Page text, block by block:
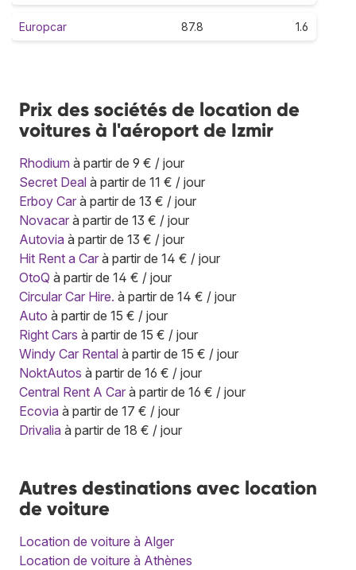
Europcar 87.8 1.6
Prix des sociétés de location de
voitures à l'aéroport de Izmir
Rhodium à partir de 9 € / jour
Secret Deal à partir de 11 € / jour
Erboy Car à partir de 13 € / jour
Novacar à partir de 13 € / jour
Autovia à partir de 13 € / jour
Hit Rent a Car à partir de 14 € / jour
OtoQ à partir de 14 € / jour
Circular Car Hire. à partir de 14 € / jour
Auto à partir de 15 € / jour
Right Cars à partir de 15 € / jour
Windy Car Rental à partir de 15 € / jour
NoktAutos à partir de 16 € / jour
Central Rent A Car à partir de 16 € / jour
Ecovia à partir de 17 € / jour
Drivalia à partir de 18 € / jour
Autres destinations avec location
de voiture
Location de voiture à Alger
Location de voiture à Athènes